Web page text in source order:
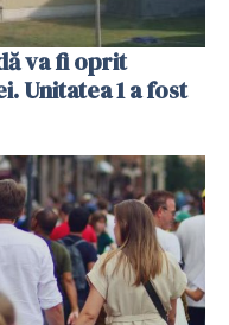
va fi oprit
Unitatea 1 a fost